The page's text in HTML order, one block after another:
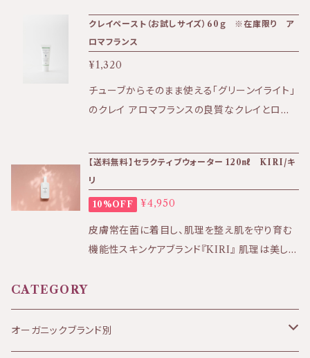
を湿らせながら、やさしく押すだけのマッサージ
を行い、 ぬるま湯ですすぎます。 ＊中は、アーモ
ンドペーストと実や殻が入っております。 ★効
果：角質ケア、毛穴汚れ、ザラつき、ニキビ ★香
り：杏仁豆腐のようなアーモンドの香り ★テクス
油脂肪酸、グリセリン、水添ハチミツ、ゴマ油、エ
タノール、ニンジン根エキス、コムギ胚芽油、カラ
スムギフスマ、アンソッコウエキス、トウキンセン
エキス、センチフォリアバラ花エキス、ラベンダー
油、ニオイテンジクアオイ油、オレンジ果皮油、ハ
ベン、プロピルパラベン、イソブチルパラベン
アブランド『KIRI』 【商品のお届け方法につい
て】 こちらの商品はポスト投函でのお届けです。
日時指定をご希望の場合は宅配となるため別途
追加で送料を頂戴しております。 商品購入時に
オプションとして選択ください。 ※ポスト投函は
ebase.in/categories/4002042 KIRI公式ホ
ームページはこちら⇩ https://kiri-skin-japa
n.jp/
クレイペースト（お試しサイズ）60ｇ ※在庫限り ア
ロマフランス
¥1,320
チューブからそのまま使える「グリーンイライト」
のクレイ アロマフランスの良質なクレイとロー
た！ パウダー状のクレイから作るクレイペースト
に近いテクスチャーを再現し、 クレイの力を余す
ことなく感じて頂けます。 ★効果:ニキビケア、毛
穴ケア、ボディメンテナンス、虫刺されケアなど
★香り:ローズマリーのスッキリとした香り ★テ
【送料無料】セラクティブウォーター 120㎖ KIRI/キ
リ
10%OFF ¥4,950
皮膚常在菌に着目し、肌理を整え肌を守り育む
機能性スキンケアブランド『KIRI』 肌理は美しく
ます。 継続的に使用することでお肌の変化を感
じていただきやすいため定期便コースを ご用意
CATEGORY
オーガニックブランド別